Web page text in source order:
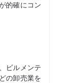
的確にコン
ビルメンテ
の卸売業を